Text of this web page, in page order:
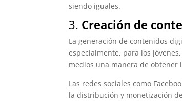
siendo iguales.
3. Creación de
La generación de contenidos
especialmente, para los
medios una manera de obtener
Las redes sociales como
la distribución y monetización